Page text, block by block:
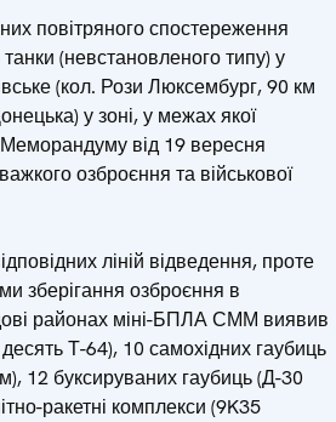
повітряного спостереження
(невстановленого типу) у
(кол. Рози Люксембург, 90 км
у зоні, у межах якої
Меморандуму від 19 вересня
озброєння та військової
ліній відведення, проте
зберігання озброєння в
районах міні-БПЛА СММ виявив
десять Т-64), 10 самохідних гаубиць
12 буксируваних гаубиць (Д-30
ракетні комплекси (9K35